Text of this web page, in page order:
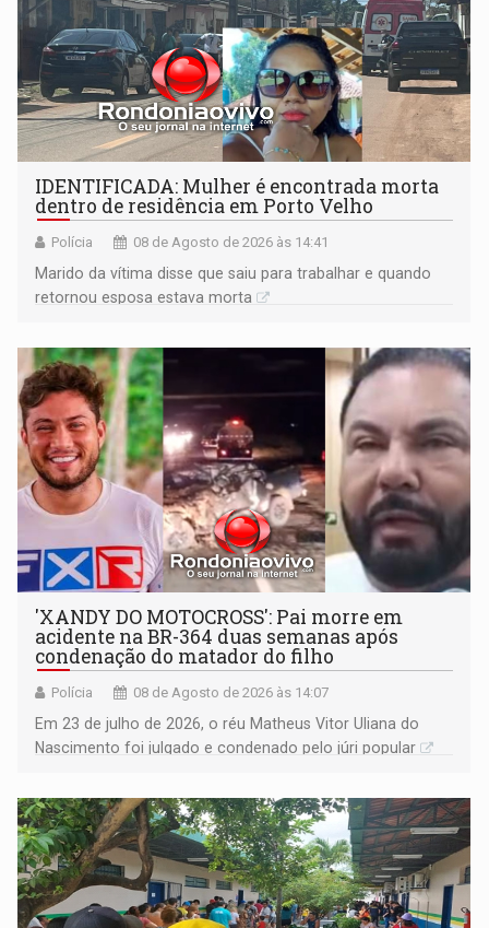
IDENTIFICADA: Mulher é encontrada morta
dentro de residência em Porto Velho
Polícia 08 de Agosto de 2026 às 14:41
Marido da vítima disse que saiu para trabalhar e quando
retornou esposa estava morta
'XANDY DO MOTOCROSS': Pai morre em
acidente na BR-364 duas semanas após
condenação do matador do filho
Polícia 08 de Agosto de 2026 às 14:07
Em 23 de julho de 2026, o réu Matheus Vitor Uliana do
Nascimento foi julgado e condenado pelo júri popular